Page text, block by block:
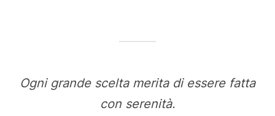
Ogni grande scelta merita di essere fatta
con serenità.